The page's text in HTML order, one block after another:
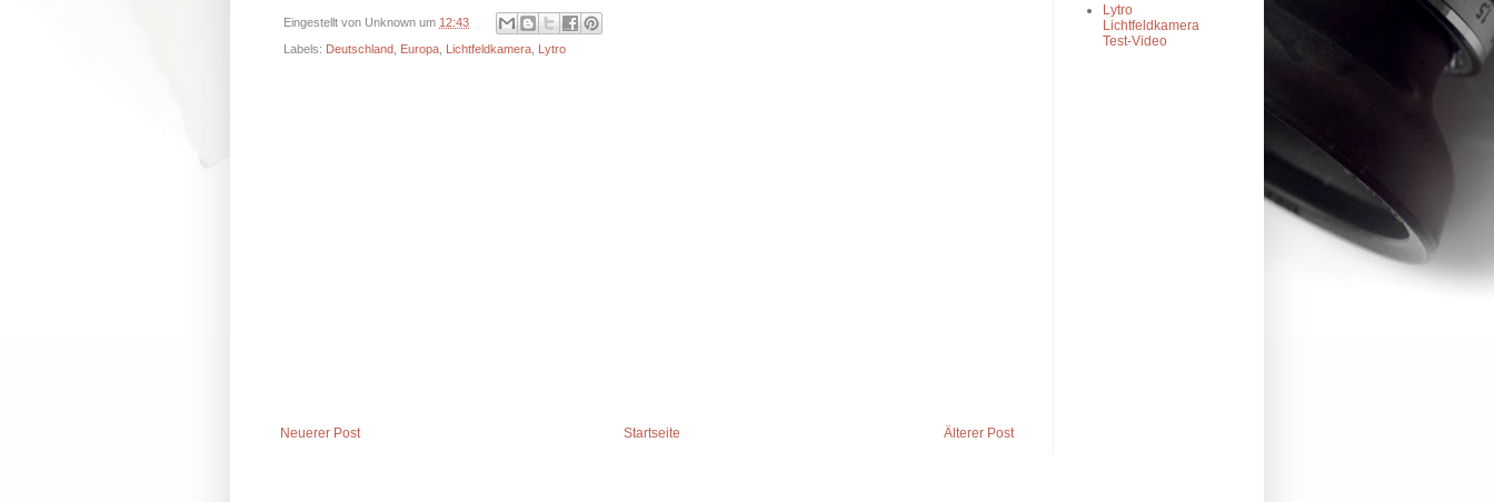
Eingestellt von Unknown um 12:43
Labels: Deutschland Europa Lichtfeldkamera Lytro
Neuerer Post Älterer Post
Startseite
Lytro
Lichtfeldkamera
Test-Video